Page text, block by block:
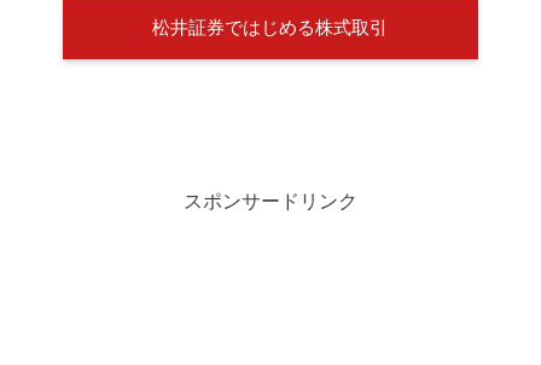
松井証券ではじめる株式取引
スポンサードリンク